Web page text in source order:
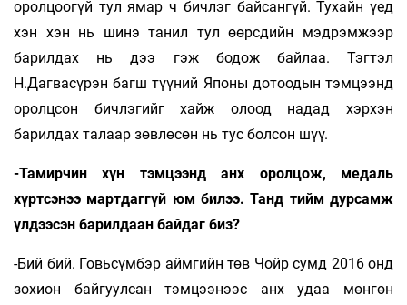
оролцоогүй тул ямар ч бичлэг байсангүй. Тухайн үед
хэн хэн нь шинэ танил тул өөрсдийн мэдрэмжээр
барилдах нь дээ гэж бодож байлаа. Тэгтэл
Н.Дагвасүрэн багш түүний Японы дотоодын тэмцээнд
оролцсон бичлэгийг хайж олоод надад хэрхэн
барилдах талаар зөвлөсөн нь тус болсон шүү.
-Тамирчин хүн тэмцээнд анх оролцож, медаль
хүртсэнээ мартдаггүй юм билээ. Танд тийм дурсамж
үлдээсэн барилдаан байдаг биз?
-Бий бий. Говьсүмбэр аймгийн төв Чойр сумд 2016 онд
зохион байгуулсан тэмцээнээс анх удаа мөнгөн